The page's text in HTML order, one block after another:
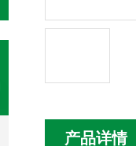
产品详情